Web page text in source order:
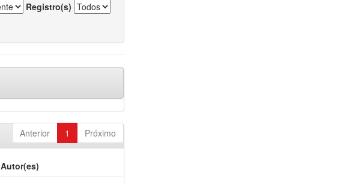
Registro(s)
Anterior 1 Próximo
Autor(es)